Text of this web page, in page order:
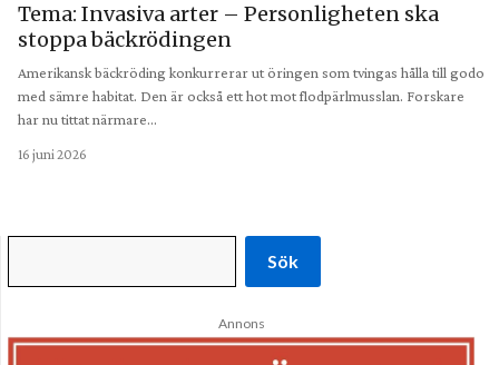
Tema: Invasiva arter – Personligheten ska
stoppa bäckrödingen
Amerikansk bäckröding konkurrerar ut öringen som tvingas hålla till godo
med sämre habitat. Den är också ett hot mot flodpärlmusslan. Forskare
har nu tittat närmare…
16 juni 2026
Sök
Annons